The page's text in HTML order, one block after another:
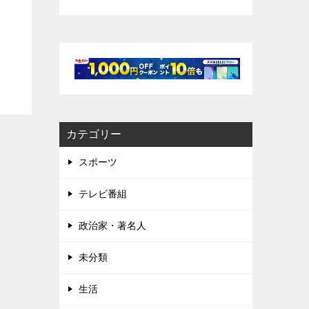
カテゴリー
スポーツ
テレビ番組
政治家・著名人
未分類
生活